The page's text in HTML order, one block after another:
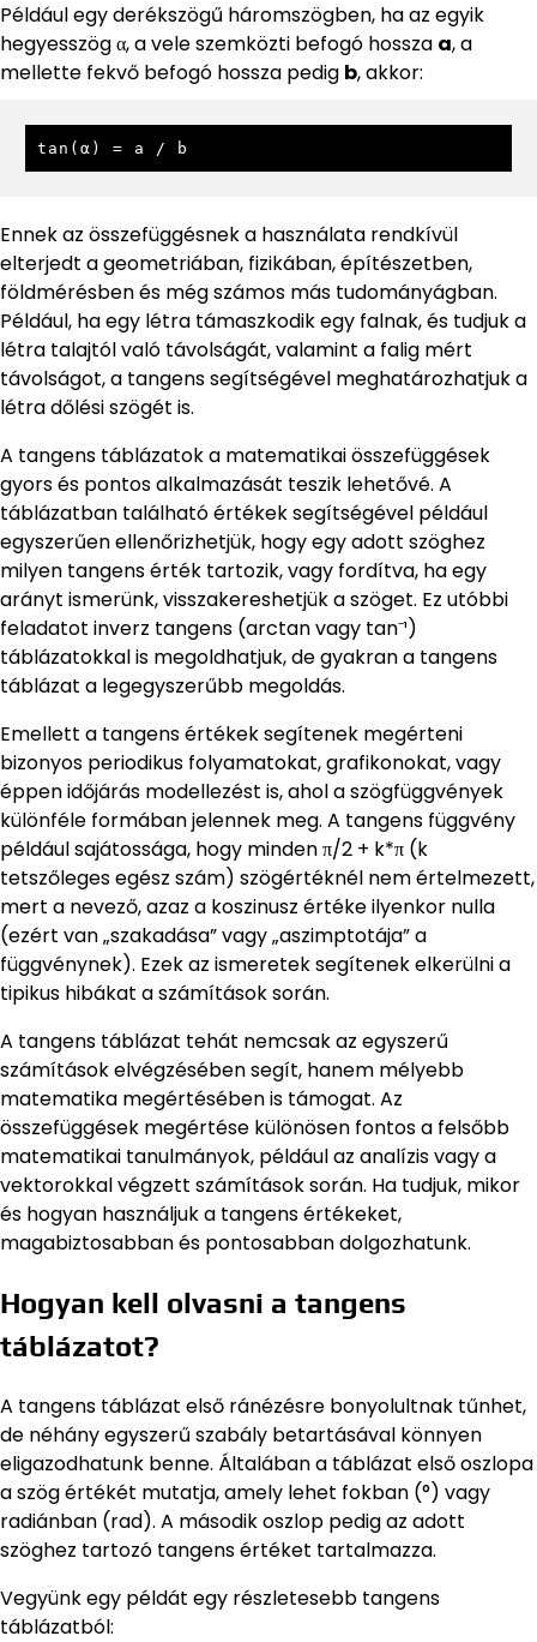
Például egy derékszögű háromszögben, ha az egyik
hegyesszög α, a vele szemközti befogó hossza a, a
mellette fekvő befogó hossza pedig b, akkor:
tan(α) = a / b
Ennek az összefüggésnek a használata rendkívül
elterjedt a geometriában, fizikában, építészetben,
földmérésben és még számos más tudományágban.
Például, ha egy létra támaszkodik egy falnak, és tudjuk a
létra talajtól való távolságát, valamint a falig mért
távolságot, a tangens segítségével meghatározhatjuk a
létra dőlési szögét is.
A tangens táblázatok a matematikai összefüggések
gyors és pontos alkalmazását teszik lehetővé. A
táblázatban található értékek segítségével például
egyszerűen ellenőrizhetjük, hogy egy adott szöghez
milyen tangens érték tartozik, vagy fordítva, ha egy
arányt ismerünk, visszakereshetjük a szöget. Ez utóbbi
feladatot inverz tangens (arctan vagy tan⁻¹)
táblázatokkal is megoldhatjuk, de gyakran a tangens
táblázat a legegyszerűbb megoldás.
Emellett a tangens értékek segítenek megérteni
bizonyos periodikus folyamatokat, grafikonokat, vagy
éppen időjárás modellezést is, ahol a szögfüggvények
különféle formában jelennek meg. A tangens függvény
például sajátossága, hogy minden π/2 + k*π (k
tetszőleges egész szám) szögértéknél nem értelmezett,
mert a nevező, azaz a koszinusz értéke ilyenkor nulla
(ezért van „szakadása” vagy „aszimptotája” a
függvénynek). Ezek az ismeretek segítenek elkerülni a
tipikus hibákat a számítások során.
A tangens táblázat tehát nemcsak az egyszerű
számítások elvégzésében segít, hanem mélyebb
matematika megértésében is támogat. Az
összefüggések megértése különösen fontos a felsőbb
matematikai tanulmányok, például az analízis vagy a
vektorokkal végzett számítások során. Ha tudjuk, mikor
és hogyan használjuk a tangens értékeket,
magabiztosabban és pontosabban dolgozhatunk.
Hogyan kell olvasni a tangens
táblázatot?
A tangens táblázat első ránézésre bonyolultnak tűnhet,
de néhány egyszerű szabály betartásával könnyen
eligazodhatunk benne. Általában a táblázat első oszlopa
a szög értékét mutatja, amely lehet fokban (°) vagy
radiánban (rad). A második oszlop pedig az adott
szöghez tartozó tangens értéket tartalmazza.
Vegyünk egy példát egy részletesebb tangens
táblázatból: